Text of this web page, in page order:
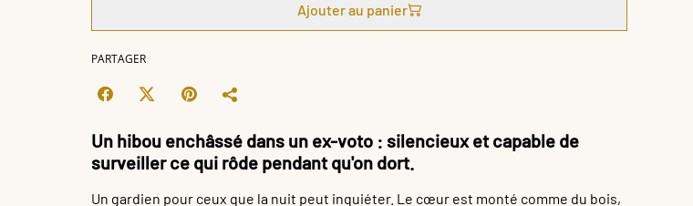
Ajouter au panier
PARTAGER
Un hibou enchâssé dans un ex-voto : silencieux et capable de
surveiller ce qui rôde pendant qu'on dort.
Un gardien pour ceux que la nuit peut inquiéter. Le cœur est monté comme du bois,